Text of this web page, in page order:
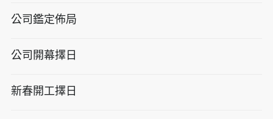
公司鑑定佈局
公司開幕擇日
新春開工擇日